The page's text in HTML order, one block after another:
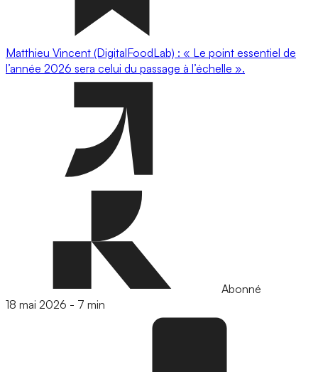
Matthieu Vincent (DigitalFoodLab) : « Le point essentiel de
l’année 2026 sera celui du passage à l’échelle ».
Abonné
18 mai 2026 - 7 min